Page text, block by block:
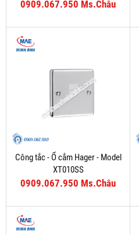
0909.067.950 Ms.Châu
Công tắc - Ổ cắm Hager - Model
XT010SS
0909.067.950 Ms.Châu